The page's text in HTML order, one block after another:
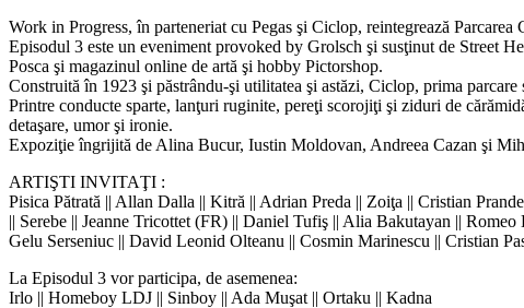
Work in Progress, în parteneriat cu Pegas şi Ciclop, reintegrează
Episodul 3 este un eveniment provoked by Grolsch şi susţinut de Street
Posca şi magazinul online de artă şi hobby Pictorshop.
Construită în 1923 şi păstrându-şi utilitatea şi astăzi, Ciclop, prima
Printre conducte sparte, lanţuri ruginite, pereţi scorojiţi şi ziduri de
detaşare, umor şi ironie.
Expoziţie îngrijită de Alina Bucur, Iustin Moldovan, Andreea Cazan şi
ARTIŞTI INVITAŢI :
Pisica Pătrată || Allan Dalla || Kitră || Adrian Preda || Zoiţa || Cristian
|| Serebe || Jeanne Tricottet (FR) || Daniel Tufiş || Alia Bakutayan ||
Gelu Serseniuc || David Leonid Olteanu || Cosmin Marinescu || Cristian
La Episodul 3 vor participa, de asemenea:
Irlo || Homeboy LDJ || Sinboy || Ada Muşat || Ortaku || Kadna